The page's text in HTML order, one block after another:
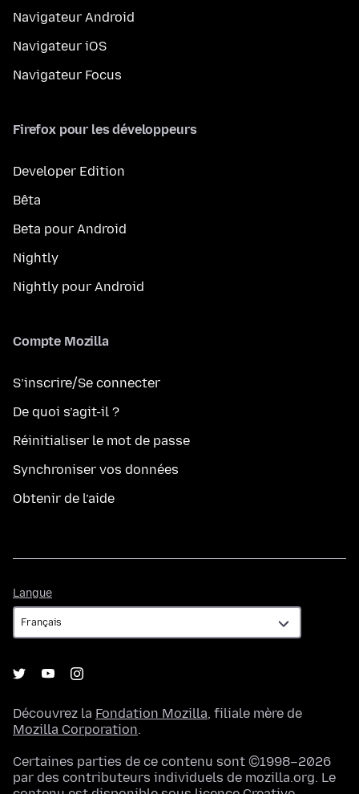
Navigateur Android
Navigateur iOS
Navigateur Focus
Firefox pour les développeurs
Developer Edition
Bêta
Beta pour Android
Nightly
Nightly pour Android
Compte Mozilla
S’inscrire/Se connecter
De quoi s’agit-il ?
Réinitialiser le mot de passe
Synchroniser vos données
Obtenir de l’aide
Langue
Découvrez la Fondation Mozilla, filiale mère de
Mozilla Corporation.
Certaines parties de ce contenu sont ©1998–2026
par des contributeurs individuels de mozilla.org. Le